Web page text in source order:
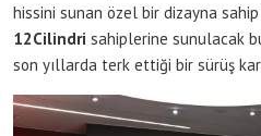
hissini sunan özel bir dizayna sahip
12Cilindri sahiplerine sunulacak
son yıllarda terk ettiği bir sürüş